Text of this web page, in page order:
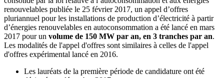
renouvelables publiée le 25 février 2017, un appel d’offres
pluriannuel pour les installations de production d’électricité à partir
d’énergies renouvelables en autoconsommation a été lancé en mars
2017 pour un volume de 150 MW par an, en 3 tranches par an.
Les modalités de l'appel d'offres sont similaires à celles de l'appel
d'offres expérimental lancé en 2016.
Les lauréats de la première période de candidature ont été